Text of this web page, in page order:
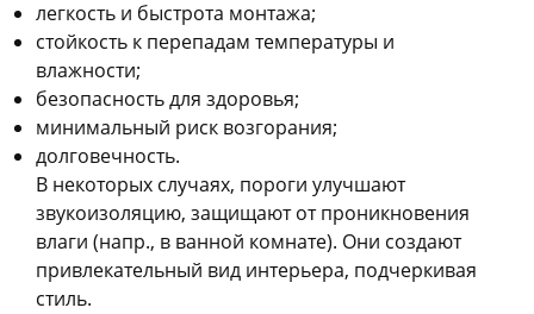
легкость и быстрота монтажа;
стойкость к перепадам температуры и
влажности;
безопасность для здоровья;
минимальный риск возгорания;
долговечность.
В некоторых случаях, пороги улучшают
звукоизоляцию, защищают от проникновения
влаги (напр., в ванной комнате). Они создают
привлекательный вид интерьера, подчеркивая
стиль.